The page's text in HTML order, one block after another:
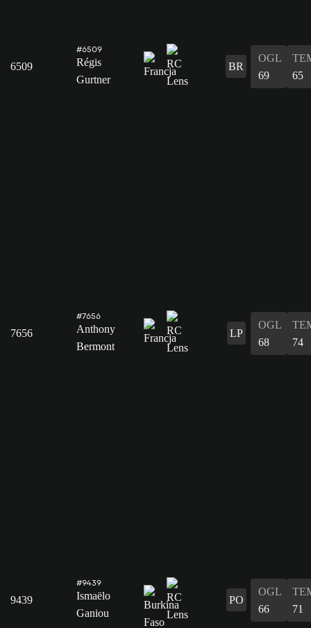
6509
#6509
Régis
Gurtner
BR
OGL
69
65
7656
#7656
Anthony
Bermont
LP
OGL
68
74
9439
#9439
Ismaëlo
Ganiou
PO
OGL
66
71